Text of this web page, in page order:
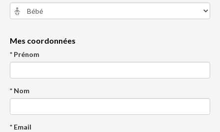
Mes coordonnées
* Prénom
* Nom
* Email